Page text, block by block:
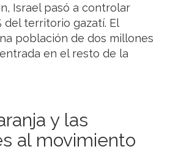
Israel pasó a controlar
del territorio gazatí. El
población de dos millones
en el resto de la
y las
al movimiento